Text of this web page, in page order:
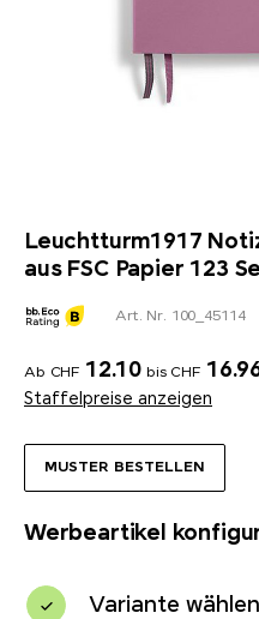
Leuchtturm1917
aus FSC Papier 123
MUSTER BESTELLEN
Art. Nr. 100_45114
Ab CHF 12.10 bis CHF
Staffelpreise anzeigen
Werbeartikel
Variante wählen